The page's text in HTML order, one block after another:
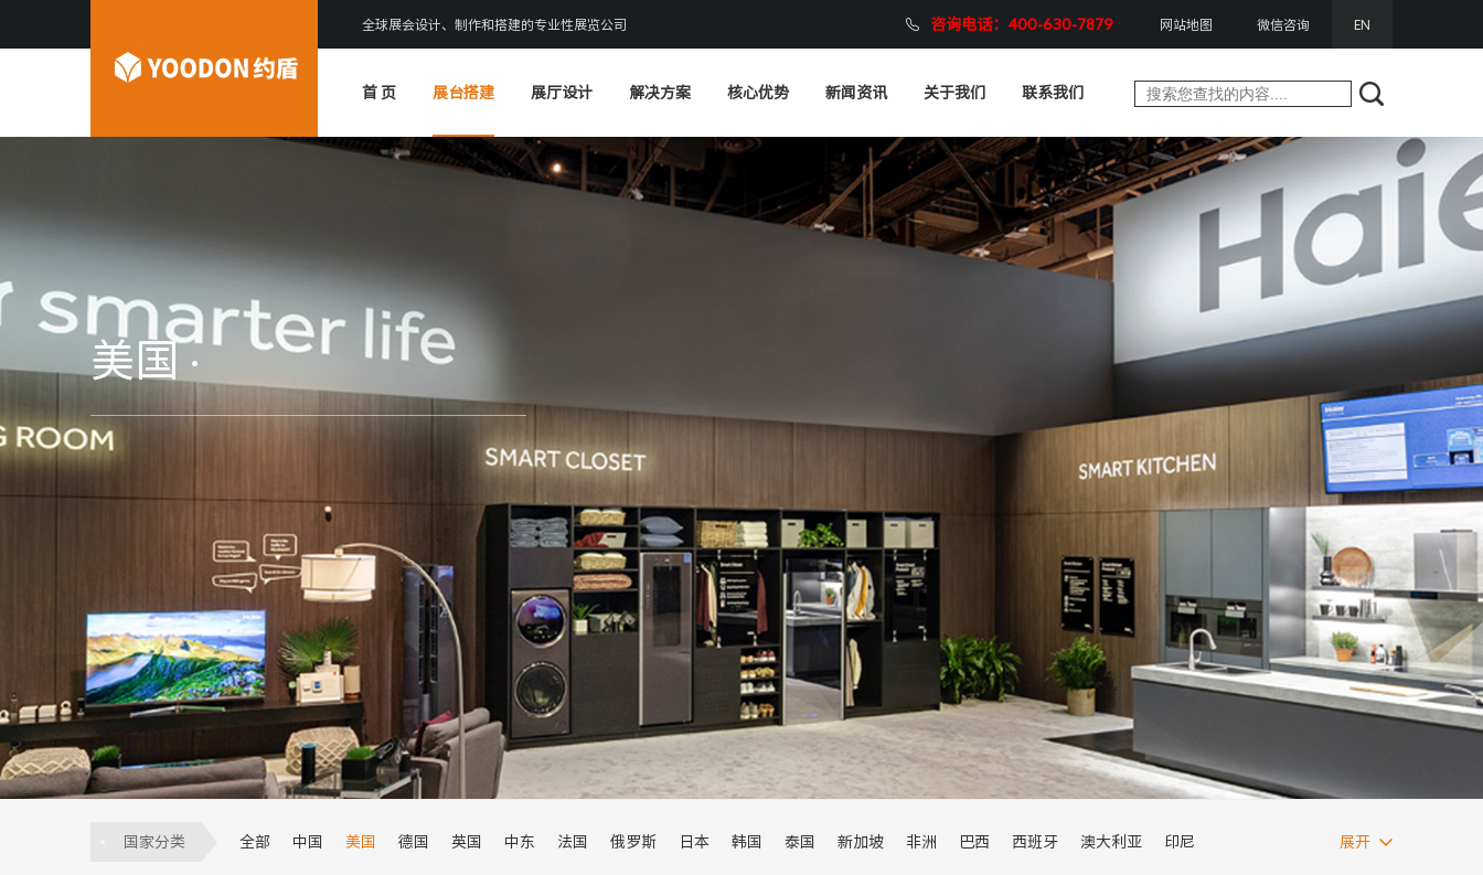
全球展会设计、制作和搭建的专业性展览公司 咨询电话：400-630-7879 网站地图 微信咨询 EN
首 页 展台搭建 展厅设计 解决方案 核心优势 新闻资讯 关于我们 联系我们
美国 ·
国家分类 全部 中国 美国 德国 英国 中东 法国 俄罗斯 日本 韩国 泰国 新加坡 非洲 巴西 西班牙 澳大利亚 印尼 展开